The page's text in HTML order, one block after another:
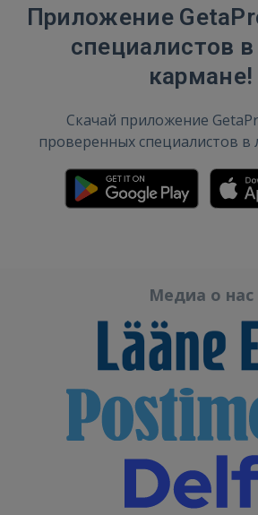
Приложение
специалистов
кармане!
Скачай приложение
проверенных специалистов
Медиа о нас